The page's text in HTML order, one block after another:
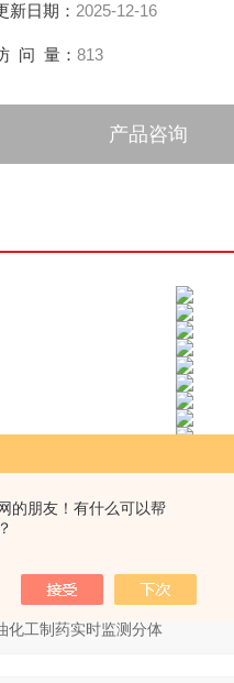
的朋友！有什么可以帮
新日期： 2025-12-16
问 量： 813
产品咨询